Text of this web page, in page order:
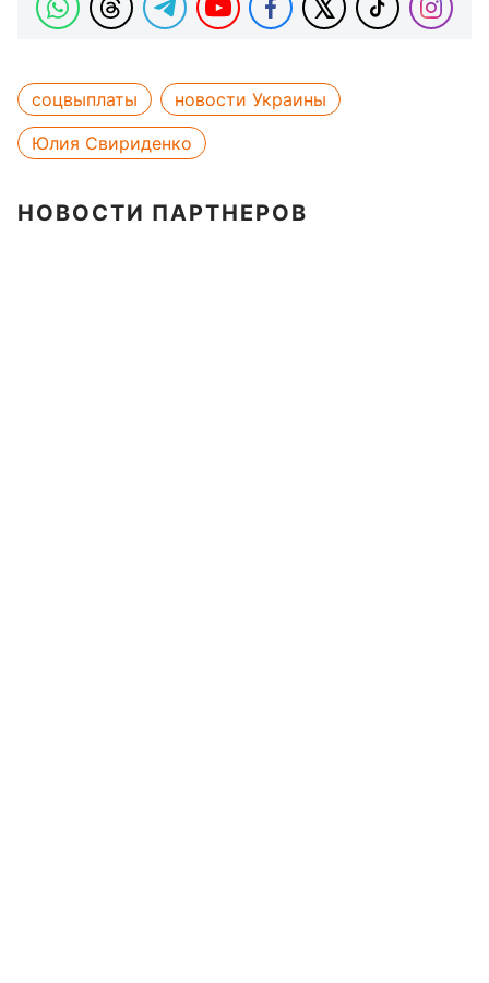
соцвыплаты
новости Украины
Юлия Свириденко
НОВОСТИ ПАРТНЕРОВ